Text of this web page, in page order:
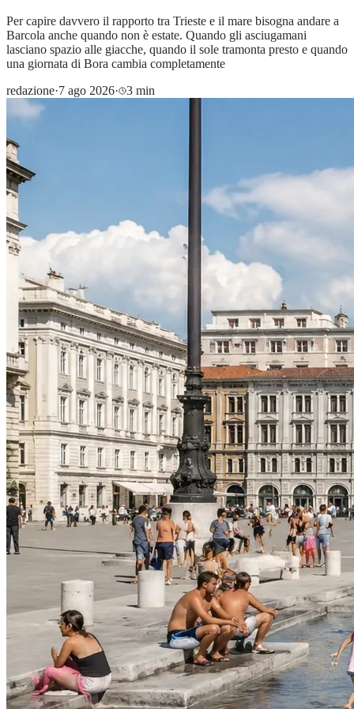
Per capire davvero il rapporto tra Trieste e il mare bisogna andare a
Barcola anche quando non è estate. Quando gli asciugamani
lasciano spazio alle giacche, quando il sole tramonta presto e quando
una giornata di Bora cambia completamente
redazione·7 ago 2026· 3 min